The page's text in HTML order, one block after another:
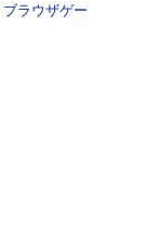
ブラウザゲー